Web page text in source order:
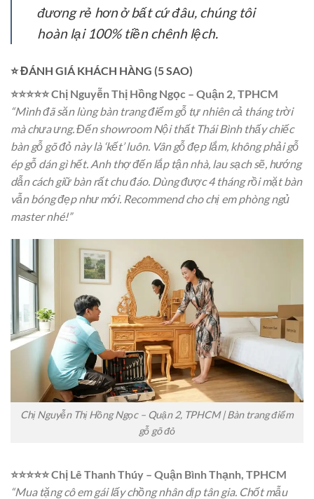
đương rẻ hơn ở bất cứ đâu, chúng tôi
hoàn lại 100% tiền chênh lệch.
⭐ ĐÁNH GIÁ KHÁCH HÀNG (5 SAO)
⭐⭐⭐⭐⭐ Chị Nguyễn Thị Hồng Ngọc – Quận 2, TPHCM
“Mình đã săn lùng bàn trang điểm gỗ tự nhiên cả tháng trời
mà chưa ưng. Đến showroom Nội thất Thái Bình thấy chiếc
bàn gỗ gõ đỏ này là ‘kết’ luôn. Vân gỗ đẹp lắm, không phải gỗ
ép gỗ dán gì hết. Anh thợ đến lắp tận nhà, lau sạch sẽ, hướng
dẫn cách giữ bàn rất chu đáo. Dùng được 4 tháng rồi mặt bàn
vẫn bóng đẹp như mới. Recommend cho chị em phòng ngủ
master nhé!”
Chị Nguyễn Thị Hồng Ngọc – Quận 2, TPHCM | Bàn trang điểm
gỗ gõ đỏ
⭐⭐⭐⭐⭐ Chị Lê Thanh Thúy – Quận Bình Thạnh, TPHCM
“Mua tặng cô em gái lấy chồng nhân dịp tân gia. Chốt mẫu